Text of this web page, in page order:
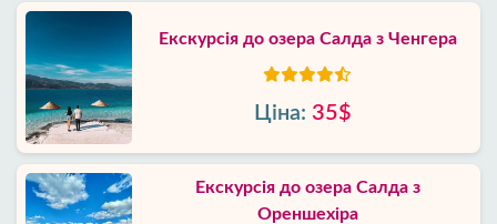
Екскурсія до озера Салда з Ченгера
Ціна: 35$
Екскурсія до озера Салда з
Ореншехіра